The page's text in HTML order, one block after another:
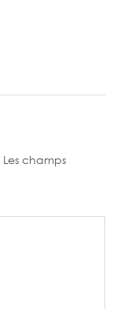
Les champs